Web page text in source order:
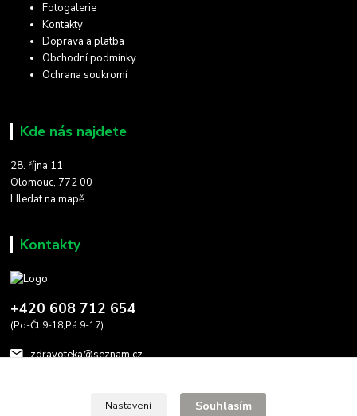
Fotogalerie
Kontakty
Doprava a platba
Obchodní podmínky
Ochrana soukromí
Kde nás najdete
28. října 11
Olomouc, 772 00
Hledat na mapě
Kontakty
+420 608 712 654
(Po-Čt 9-18,Pá 9-17)
zdravoteka@seznam.cz
Nastavení Souhlasím